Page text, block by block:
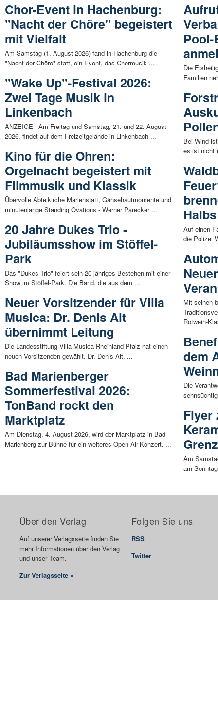
Chor-Event in Hachenburg:
"Nacht der Chöre" begeistert
mit Vielfalt
Am Samstag (1. August 2026) fand in Hachenburg die
"Nacht der Chöre" statt, ein Event, das Chormusik ...
"Wake Up"-Festival 2026:
Zwei Tage Musik in
Linkenbach
ANZEIGE | Am Freitag und Samstag, 21. und 22. August
2026, findet auf dem Freizeitgelände in Linkenbach ...
Kino für die Ohren:
Orgelnacht begeistert mit
Filmmusik und Klassik
Übervolle Abteikirche Marienstatt, Gänsehautmomente und
minutenlange Standing Ovations - Werner Parecker ...
20 Jahre Dukes Trio -
Jubiläumsshow im Stöffel-
Park
Das "Dukes Trio" feiert sein 20-jähriges Bestehen mit einer
Show im Stöffel-Park. Die Band, die aus dem ...
Neuer Vorsitzender für Villa
Musica: Dr. Denis Alt
übernimmt Leitung
Die Landesstiftung Villa Musica Rheinland-Pfalz hat einen
neuen Vorsitzenden gewählt. Dr. Denis Alt, ...
Bad Marienberger
Sommerfestival 2026:
TonBand rockt den
Marktplatz
Am Dienstag, 4. August 2026, wird der Marktplatz in Bad
Marienberg zur Bühne für ein weiteres Open-Air-Konzert. ...
Die
Familien
Bei Wind
es ist nicht
Halbs
Auf einen
die Polizei
Mit seinen
Rotwein-
dem
Die
Flyer
Am
am
Über den Verlag
Auf unserer Verlagsseite finden Sie
mehr Informationen über den Verlag
und unser Team.
Zur Verlagsseite »
Folgen Sie uns
RSS
Twitter